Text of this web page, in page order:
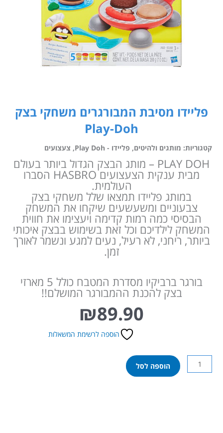
פליידו מסיבת המבורגרים משחקי בצק
Play-Doh
קטגוריות: מותגים ולהיטים, פליידו - Play Doh , צעצועים
PLAY DOH – מותג הבצק הגדול ביותר בעולם
מבית ענקית הצעצועים HASBRO הסברו
העולמית.
במותג פליידו תמצאו שלל משחקי בצק
צבעוניים ומשעשעים שיקחו את המשחק
הבסיסי כמה רמות קדימה ויעצימו את חווית
המשחק לילדיכם וכל זאת בשימוש בבצק איכותי
ביותר, ריחני, לא רעיל, נעים למגע ונשמר לאורך
זמן.
בורגר ברביקיו מסדרת המטבח כולל 5 מארזי
בצק להכנת ההמבורגר המושלם!!
₪89.90
הוספה לרשימת המשאלות
כמות
של
הוספה לסל